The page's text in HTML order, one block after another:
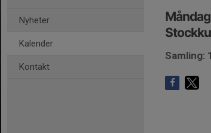
Nyheter
Kalender
Kontakt
Samling: